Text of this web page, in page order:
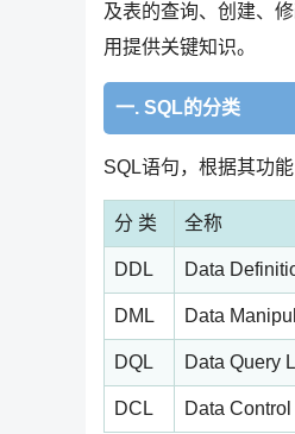
及表的查询、创建、
用提供关键知识。
一. SQL的分类
SQL语句，根据其功
分 类 全称
DDL Data
DML Data
DQL Data Query
DCL Data